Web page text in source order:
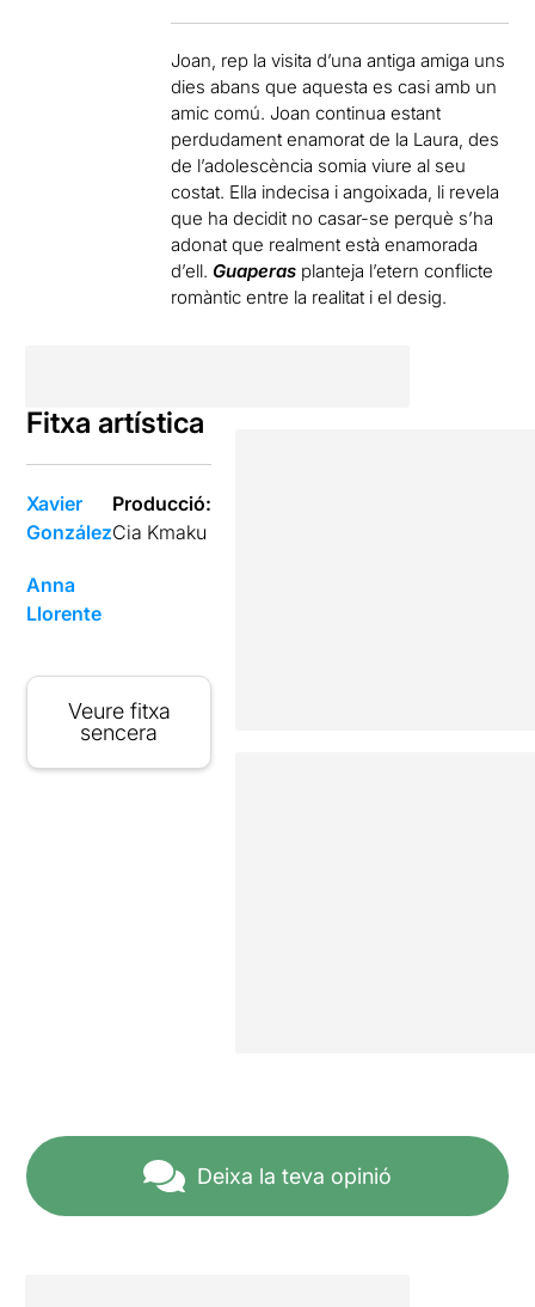
Joan, rep la visita d’una antiga amiga uns
dies abans que aquesta es casi amb un
amic comú. Joan continua estant
perdudament enamorat de la Laura, des
de l’adolescència somia viure al seu
costat. Ella indecisa i angoixada, li revela
que ha decidit no casar-se perquè s’ha
adonat que realment està enamorada
d’ell.Guaperas planteja l’etern conflicte
romàntic entre la realitat i el desig.
Fitxa artística
Xavier
González
Anna
Llorente
Producció:
Cia Kmaku
Veure fitxa
sencera
Deixa la teva opinió